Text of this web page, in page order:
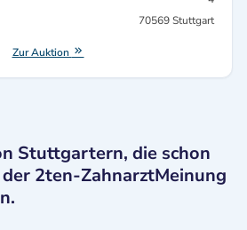
70569 Stuttgart
Zur Auktion
Stuttgartern, die schon
2ten-ZahnarztMeinung